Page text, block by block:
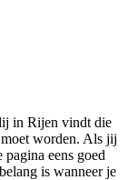
in Rijen vindt die
worden. Als jij
eens goed
is wanneer je